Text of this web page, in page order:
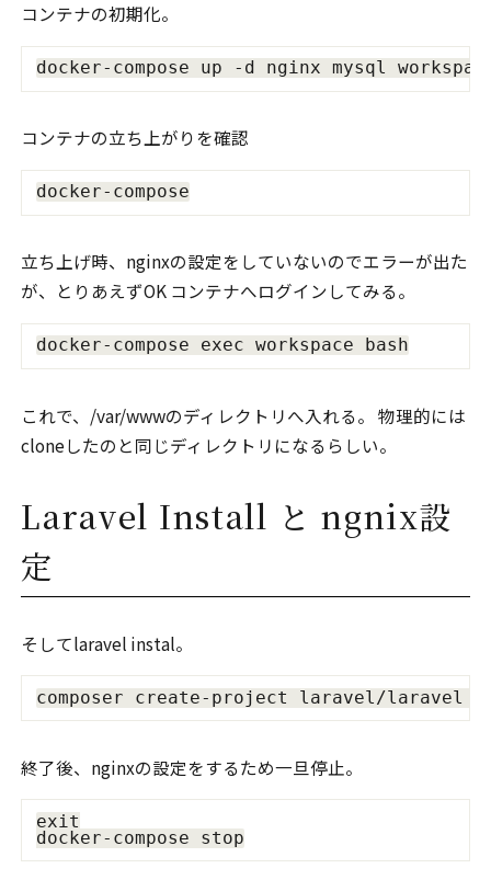
コンテナの初期化。
コンテナの立ち上がりを確認
立ち上げ時、nginxの設定をしていないのでエラーが出た
が、とりあえずOK コンテナへログインしてみる。
これで、/var/wwwのディレクトリへ入れる。 物理的には
cloneしたのと同じディレクトリになるらしい。
Laravel Install と ngnix設
定
そしてlaravel instal。
終了後、nginxの設定をするため一旦停止。
exit